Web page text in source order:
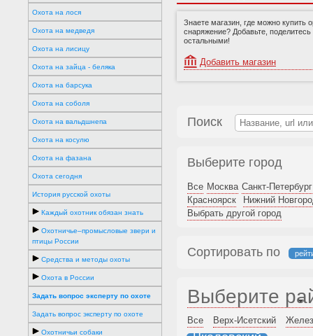
Охота на лося
Охота на медведя
Охота на лисицу
Охота на зайца - беляка
Охота на барсука
Охота на соболя
Охота на вальдшнепа
Охота на косулю
Охота на фазана
Охота сегодня
История русской охоты
Каждый охотник обязан знать
Охотничье–промысловые звери и
птицы России
Средства и методы охоты
Охота в России
Задать вопрос эксперту по охоте
Задать вопрос эксперту по охоте
Охотничьи собаки
Знаете магазин, где можно купить
снаряжение? Добавьте,
остальными!
Добавить магазин
Поиск
Выберите город
Все Москва Санкт-Петербург
Красноярск
Нижний
Выбрать другой город
Сортировать по
Выберите
Все Верх-Исетский